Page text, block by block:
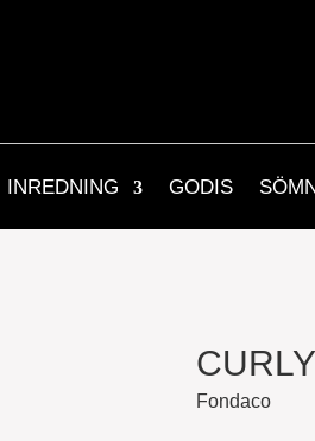
INREDNING GODIS
Fondaco